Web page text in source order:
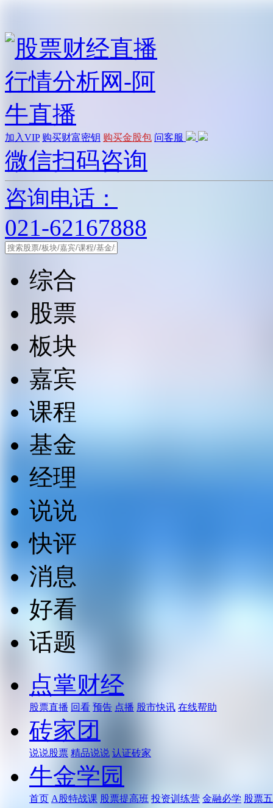
加入VIP 购买财富密钥 购买金股包 问客服
微信扫码咨询
咨询电话：
021-62167888
综合
股票
板块
嘉宾
课程
基金
经理
说说
快评
消息
好看
话题
点掌财经
股票直播 回看 预告 点播 股市快讯 在线帮助
砖家团
说说股票 精品说说 认证砖家
牛金学园
首页 A股特战课 股票提高班 投资训练营 金融必学 股票